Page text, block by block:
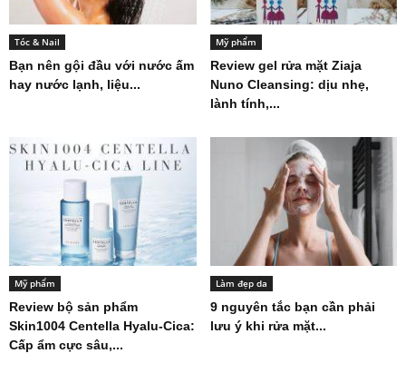
Tóc & Nail
Bạn nên gội đầu với nước ấm
hay nước lạnh, liệu...
Mỹ phẩm
Review gel rửa mặt Ziaja
Nuno Cleansing: dịu nhẹ,
lành tính,...
Mỹ phẩm
Review bộ sản phẩm
Skin1004 Centella Hyalu-Cica:
Cấp ẩm cực sâu,...
Làm đẹp da
9 nguyên tắc bạn cần phải
lưu ý khi rửa mặt...